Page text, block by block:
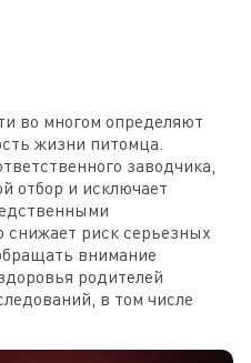
во многом определяют
жизни питомца.
заводчика,
отбор и исключает
снижает риск серьезных
внимание
родителей
в том числе